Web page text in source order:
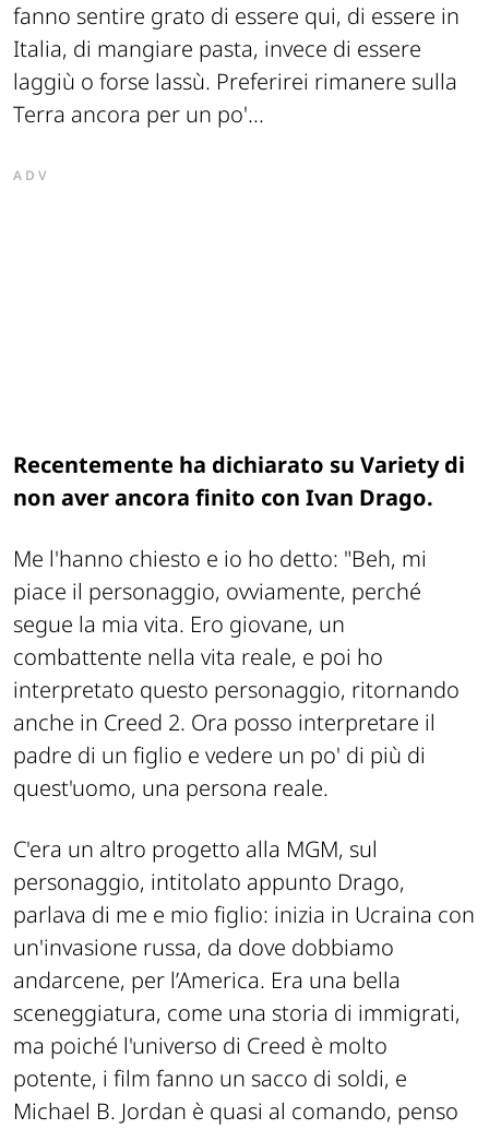
fanno sentire grato di essere qui, di essere in
Italia, di mangiare pasta, invece di essere
laggiù o forse lassù. Preferirei rimanere sulla
Terra ancora per un po'...
ADV
Recentemente ha dichiarato su Variety di
non aver ancora finito con Ivan Drago.
Me l'hanno chiesto e io ho detto: "Beh, mi
piace il personaggio, ovviamente, perché
segue la mia vita. Ero giovane, un
combattente nella vita reale, e poi ho
interpretato questo personaggio, ritornando
anche in Creed 2. Ora posso interpretare il
padre di un figlio e vedere un po' di più di
quest'uomo, una persona reale.
C'era un altro progetto alla MGM, sul
personaggio, intitolato appunto Drago,
parlava di me e mio figlio: inizia in Ucraina con
un'invasione russa, da dove dobbiamo
andarcene, per l’America. Era una bella
sceneggiatura, come una storia di immigrati,
ma poiché l'universo di Creed è molto
potente, i film fanno un sacco di soldi, e
Michael B. Jordan è quasi al comando, penso